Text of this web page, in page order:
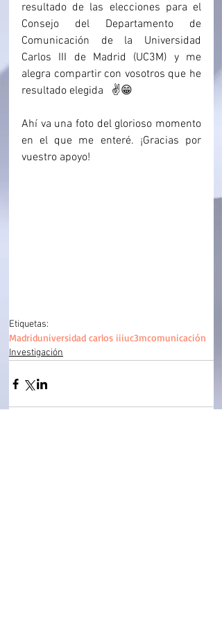
resultado de las elecciones para el
Consejo del Departamento de
Comunicación de la Universidad
Carlos III de Madrid (UC3M) y me
alegra compartir con vosotros que he
resultado elegida   ✌️😁
Ahí va una foto del glorioso momento
en el que me enteré. ¡Gracias por
vuestro apoyo!
Etiquetas:
Madriduniversidad carlos iiiuc3mcomunicación
Investigación